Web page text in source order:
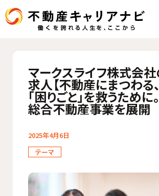
マークスライフ株式会
求人【不動産にまつわる
「困りごと」を救うため
総合不動産事業を展開
2025年4月6日
テーマ